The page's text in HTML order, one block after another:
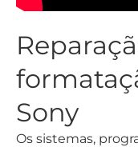
Sony
Os sistemas,